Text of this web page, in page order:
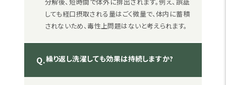
しても経口摂取される量はごく微量で、体内に蓄積
されないため、毒性上問題はないと考えられます。
Q.繰り返し洗濯しても効果は持続しますか?